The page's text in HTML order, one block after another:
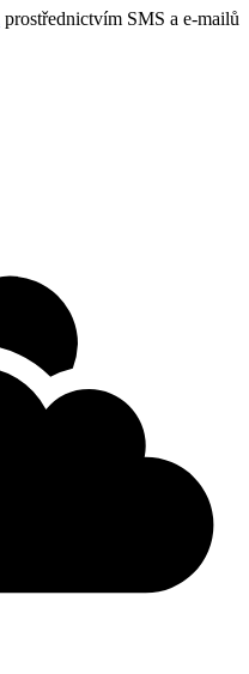
prostřednictvím SMS a e-mailů